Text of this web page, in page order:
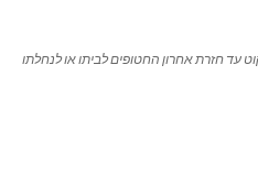
עד חזרת אחרון החטופים לביתו או לנחלתו